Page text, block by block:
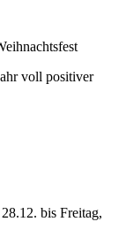
voll positiver
bis Freitag,